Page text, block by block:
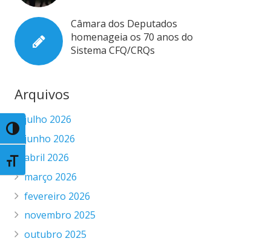
Toggle High Contrast
Toggle Font size
Câmara dos Deputados
homenageia os 70 anos do
Sistema CFQ/CRQs
Arquivos
julho 2026
junho 2026
abril 2026
março 2026
fevereiro 2026
novembro 2025
outubro 2025